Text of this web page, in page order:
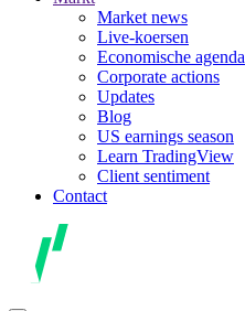
Market news
Live-koersen
Economische agenda
Corporate actions
Updates
Blog
US earnings season
Learn TradingView
Client sentiment
Contact